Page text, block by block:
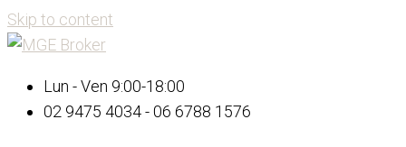
Skip to content
Lun - Ven 9:00-18:00
02 9475 4034 - 06 6788 1576